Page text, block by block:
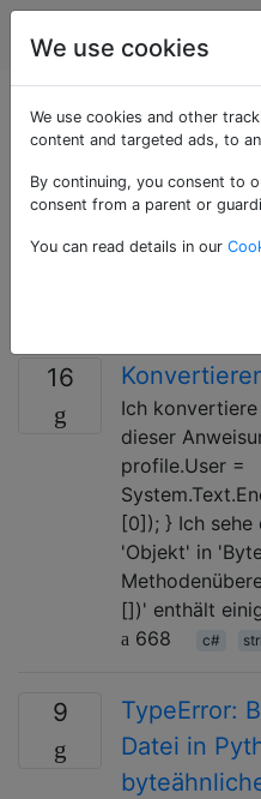
Als
Fragen
Eine Informationseinheit,
Speichereinheit in einem
16
Ich
dieser
profile.User =
[0]); } Ich sehe
'Objekt' in
[])' enthält
668
c#
9
TypeError:
Datei in
We use cookies
We use cookies and other
content and targeted ads, to
By continuing, you consent to
consent from a parent or
You can read details in our